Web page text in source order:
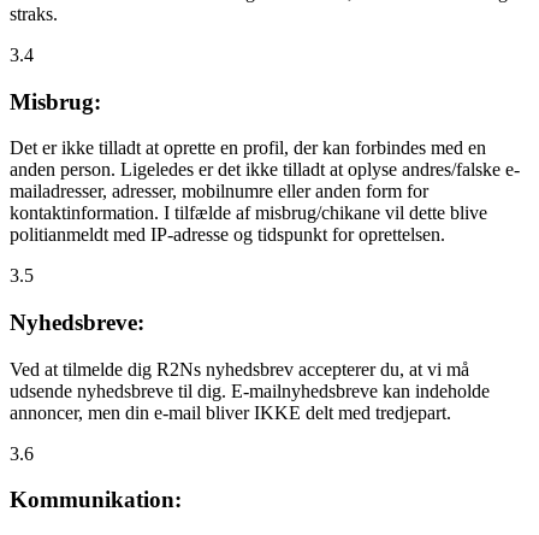
straks.
3.4
Misbrug:
Det er ikke tilladt at oprette en profil, der kan forbindes med en
anden person. Ligeledes er det ikke tilladt at oplyse andres/falske e-
mailadresser, adresser, mobilnumre eller anden form for
kontaktinformation. I tilfælde af misbrug/chikane vil dette blive
politianmeldt med IP-adresse og tidspunkt for oprettelsen.
3.5
Nyhedsbreve:
Ved at tilmelde dig R2Ns nyhedsbrev accepterer du, at vi må
udsende nyhedsbreve til dig. E-mailnyhedsbreve kan indeholde
annoncer, men din e-mail bliver IKKE delt med tredjepart.
3.6
Kommunikation: